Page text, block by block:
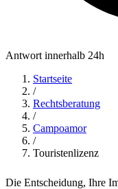
Antwort innerhalb 24h
Startseite
/
Rechtsberatung
/
Campoamor
/
Touristenlizenz
Die Entscheidung, Ihre